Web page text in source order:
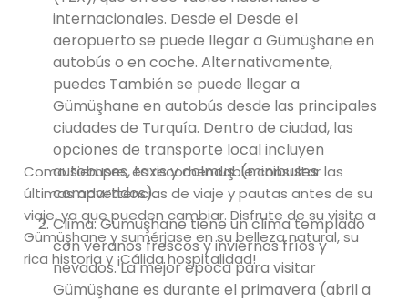
internacionales. Desde el Desde el
aeropuerto se puede llegar a Gümüşhane en
autobús o en coche. Alternativamente,
puedes También se puede llegar a
Gümüşhane en autobús desde las principales
ciudades de Turquía. Dentro de ciudad, las
opciones de transporte local incluyen
autobuses, taxis y dolmuş. (minibuses
compartidos).
Clima: Gümüşhane tiene un clima templado
con veranos frescos y inviernos fríos y
nevados. La mejor época para visitar
Gümüşhane es durante el primavera (abril a
Como siempre, es recomendable consultar las
últimas advertencias de viaje y pautas antes de su
viaje, ya que pueden cambiar. Disfrute de su visita a
Gümüşhane y sumérjase en su belleza natural, su
rica historia y ¡Cálida hospitalidad!